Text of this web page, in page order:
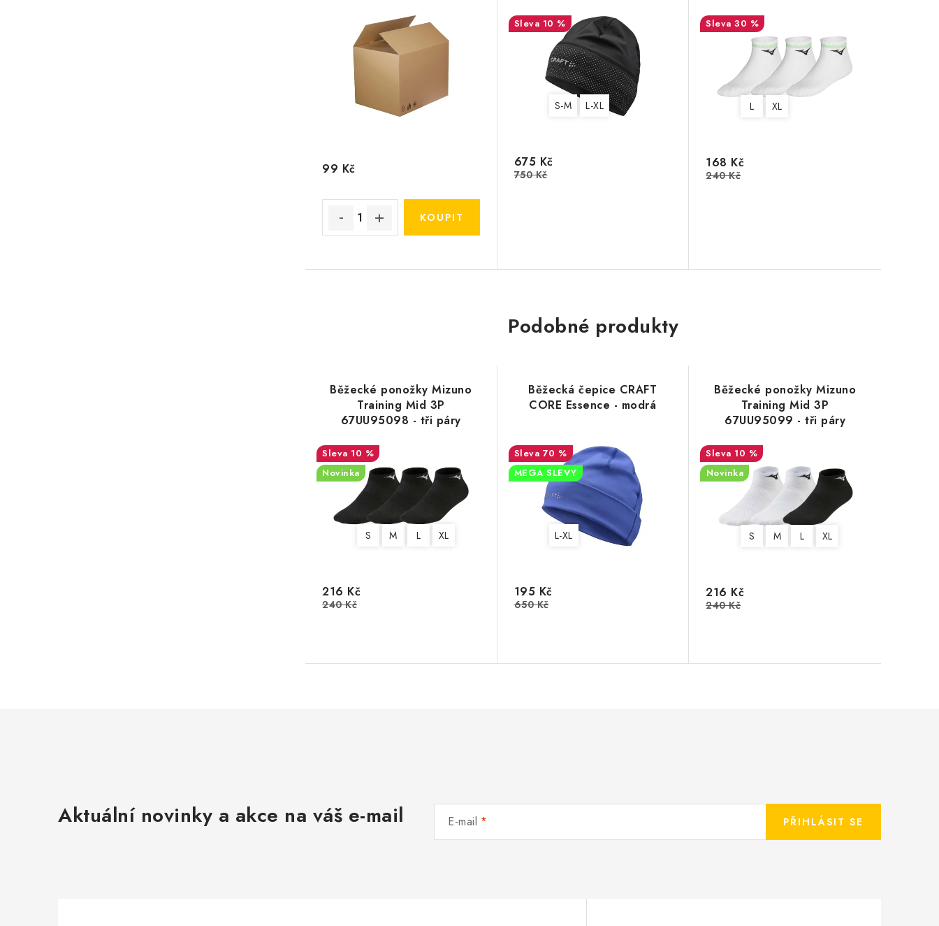
99 Kč
10 %
S-M L-XL
675 Kč
750 Kč
30 %
L XL
168 Kč
240 Kč
Podobné produkty
Běžecké ponožky Mizuno
Training Mid 3P
67UU95098 - tři páry
10 %
Novinka
S M L XL
216 Kč
240 Kč
Běžecká čepice CRAFT
CORE Essence - modrá
70 %
MEGA SLEVY
L-XL
195 Kč
650 Kč
Běžecké ponožky Mizuno
Training Mid 3P
67UU95099 - tři páry
10 %
Novinka
S M L XL
216 Kč
240 Kč
Aktuální novinky a akce na váš e-mail E-mail PŘIHLÁSIT SE